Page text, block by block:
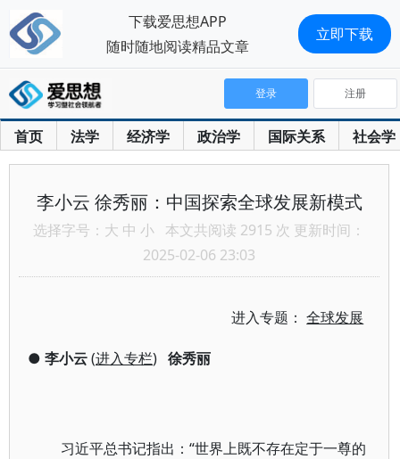
首页 法学 经济学 政治学 国际关系 社会学
登录 注册
李小云 徐秀丽：中国探索全球发展新模式
选择字号： 大 中 小 本文共阅读 2915 次 更新时间：
2025-02-06 23:03
进入专题：全球发展
● 李小云(进入专栏) 徐秀丽
习近平总书记指出：“世界上既不存在定于一尊的
下载爱思想APP
随时随地阅读精品文章
立即下载